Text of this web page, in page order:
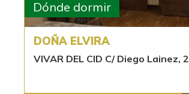
Dónde dormir
DOÑA ELVIRA
VIVAR DEL CID C/ Diego Lainez, 2